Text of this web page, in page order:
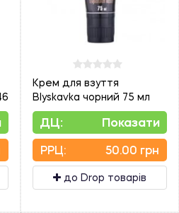
Крем для взуття
Blyskavka чорний 75 мл
ДЦ: Показати
PPЦ: 50.00 грн
до Drop товарів